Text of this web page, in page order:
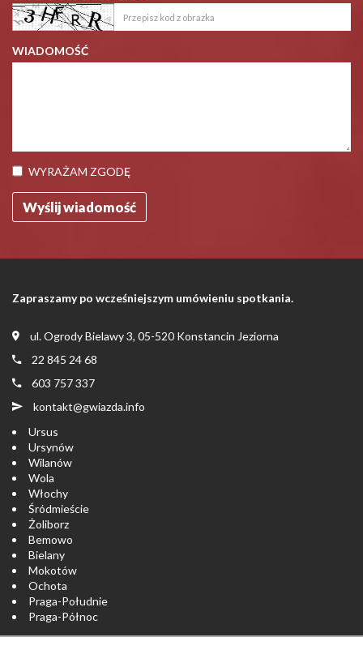
WIADOMOŚĆ
WYRAŻAM ZGODĘ
Zapraszamy po wcześniejszym umówieniu spotkania.
ul. Ogrody Bielawy 3, 05-520 Konstancin Jeziorna
22 845 24 68
603 757 337
kontakt@gwiazda.info
Ursus
Ursynów
Wilanów
Wola
Włochy
Śródmieście
Żoliborz
Bemowo
Bielany
Mokotów
Ochota
Praga-Południe
Praga-Północ